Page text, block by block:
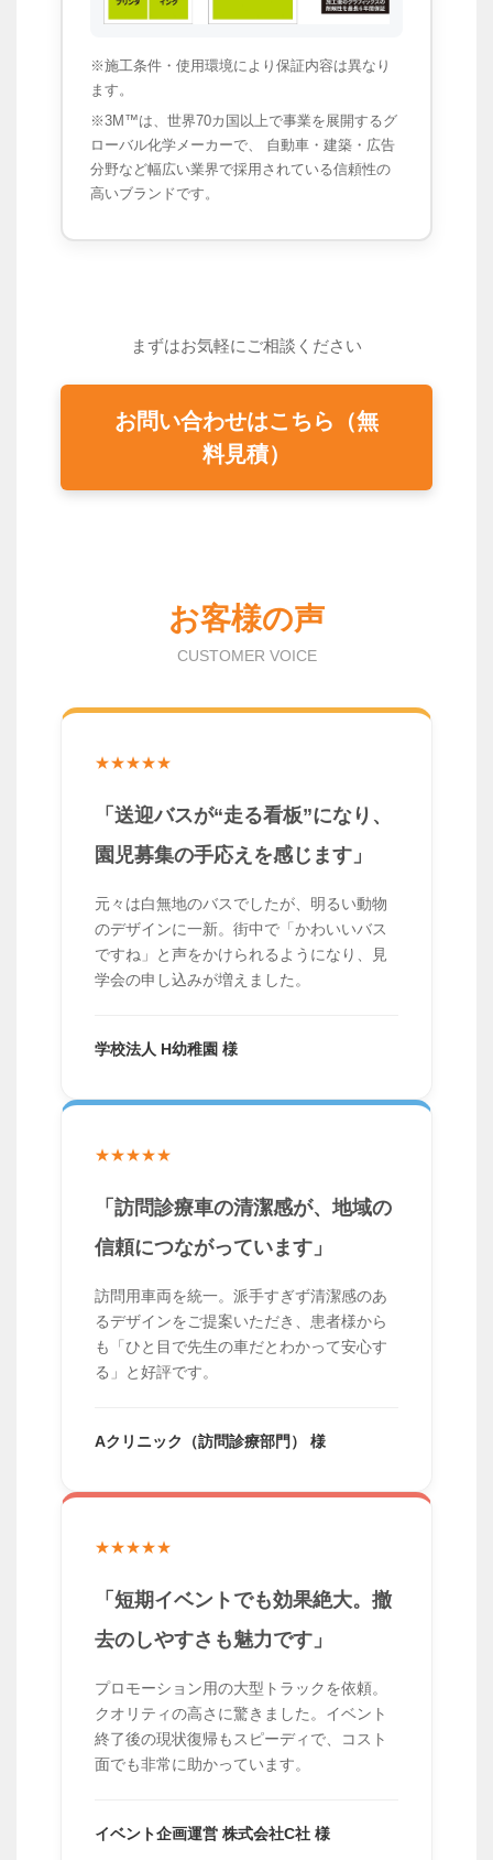
※施工条件・使用環境により保証内容は異なり
ます。
※3M™は、世界70カ国以上で事業を展開するグ
ローバル化学メーカーで、 自動車・建築・広告
分野など幅広い業界で採用されている信頼性の
高いブランドです。
まずはお気軽にご相談ください
お問い合わせはこちら（無
料見積）
お客様の声
CUSTOMER VOICE
★★★★★
「送迎バスが“走る看板”になり、
園児募集の手応えを感じます」
元々は白無地のバスでしたが、明るい動物
のデザインに一新。街中で「かわいいバス
ですね」と声をかけられるようになり、見
学会の申し込みが増えました。
学校法人 H幼稚園 様
★★★★★
「訪問診療車の清潔感が、地域の
信頼につながっています」
訪問用車両を統一。派手すぎず清潔感のあ
るデザインをご提案いただき、患者様から
も「ひと目で先生の車だとわかって安心す
る」と好評です。
Aクリニック（訪問診療部門） 様
★★★★★
「短期イベントでも効果絶大。撤
去のしやすさも魅力です」
プロモーション用の大型トラックを依頼。
クオリティの高さに驚きました。イベント
終了後の現状復帰もスピーディで、コスト
面でも非常に助かっています。
イベント企画運営 株式会社C社 様